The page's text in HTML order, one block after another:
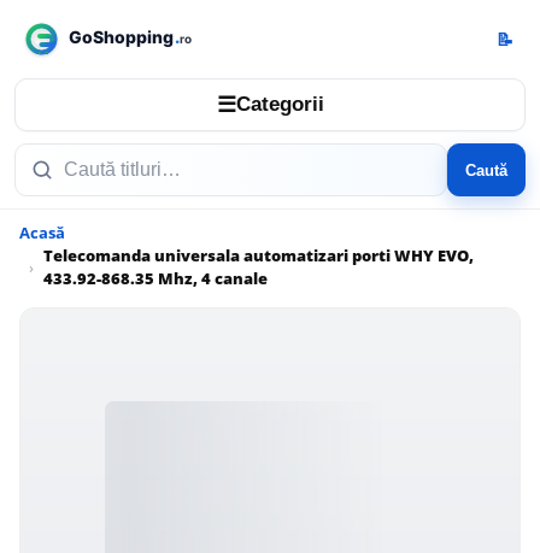
☰Categorii
Caută
📝
Acasă
Telecomanda universala automatizari porti WHY EVO,
433.92-868.35 Mhz, 4 canale